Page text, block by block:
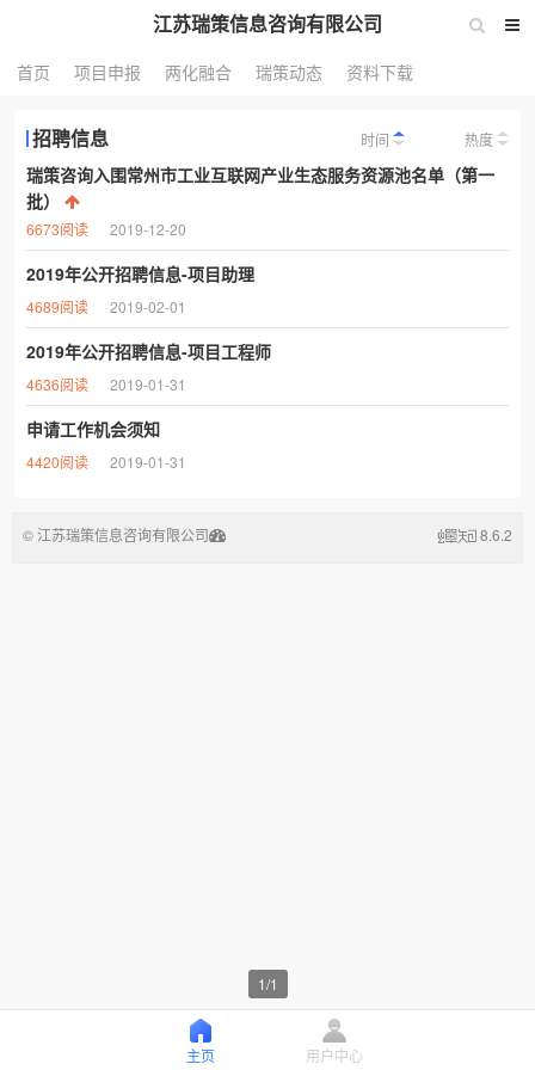
江苏瑞策信息咨询有限公司
首页 项目申报 两化融合 瑞策动态 资料下载
招聘信息 时间 热度
瑞策咨询入围常州市工业互联网产业生态服务资源池名单（第一
批）
6673阅读 2019-12-20
2019年公开招聘信息-项目助理
4689阅读 2019-02-01
2019年公开招聘信息-项目工程师
4636阅读 2019-01-31
申请工作机会须知
4420阅读 2019-01-31
1/1
© 江苏瑞策信息咨询有限公司 8.6.2
主页 用户中心